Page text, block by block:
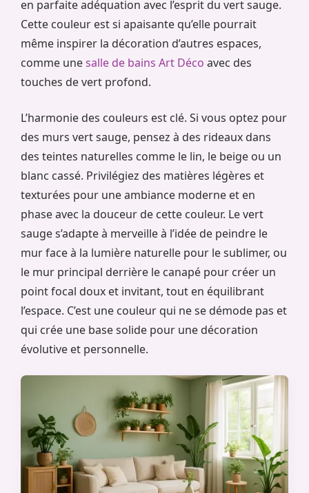
en parfaite adéquation avec l’esprit du vert sauge.
Cette couleur est si apaisante qu’elle pourrait
même inspirer la décoration d’autres espaces,
comme unesalle de bains Art Déco avec des
touches de vert profond.
L’harmonie des couleurs est clé. Si vous optez pour
des murs vert sauge, pensez à des rideaux dans
des teintes naturelles comme le lin, le beige ou un
blanc cassé. Privilégiez des matières légères et
texturées pour une ambiance moderne et en
phase avec la douceur de cette couleur. Le vert
sauge s’adapte à merveille à l’idée de peindre le
mur face à la lumière naturelle pour le sublimer, ou
le mur principal derrière le canapé pour créer un
point focal doux et invitant, tout en équilibrant
l’espace. C’est une couleur qui ne se démode pas et
qui crée une base solide pour une décoration
évolutive et personnelle.